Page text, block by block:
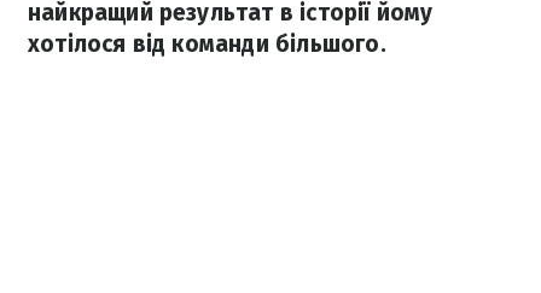
найкращий результат в історії йому
хотілося від команди більшого.